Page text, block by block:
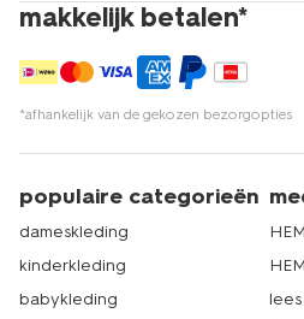
makkelijk betalen*
*afhankelijk van de gekozen bezorgopties
populaire categorieën
dameskleding
kinderkleding
babykleding